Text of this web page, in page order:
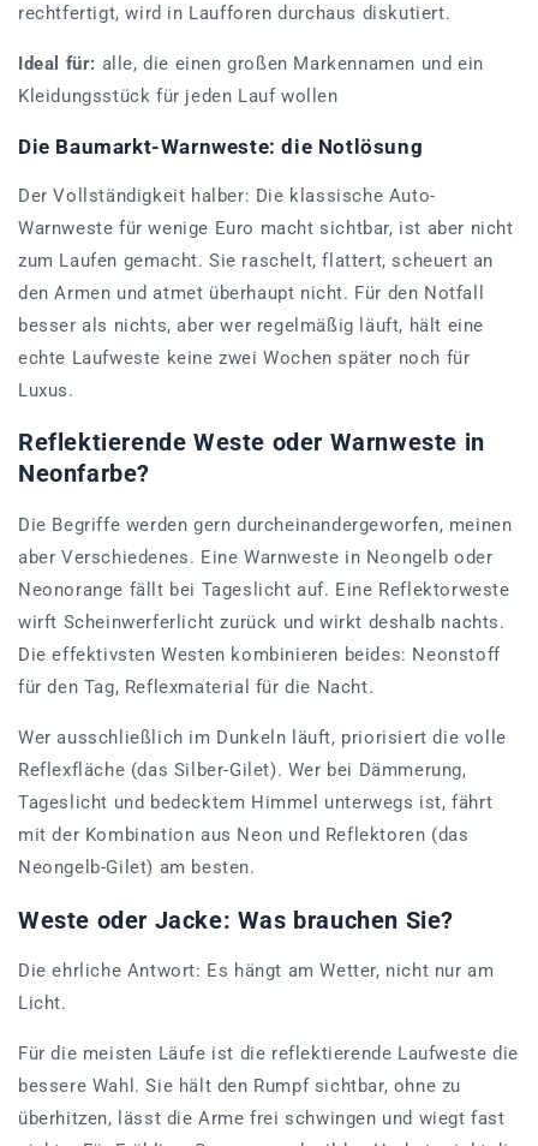
rechtfertigt, wird in Laufforen durchaus diskutiert.
Ideal für: alle, die einen großen Markennamen und ein
Kleidungsstück für jeden Lauf wollen
Die Baumarkt-Warnweste: die Notlösung
Der Vollständigkeit halber: Die klassische Auto-
Warnweste für wenige Euro macht sichtbar, ist aber nicht
zum Laufen gemacht. Sie raschelt, flattert, scheuert an
den Armen und atmet überhaupt nicht. Für den Notfall
besser als nichts, aber wer regelmäßig läuft, hält eine
echte Laufweste keine zwei Wochen später noch für
Luxus.
Reflektierende Weste oder Warnweste in
Neonfarbe?
Die Begriffe werden gern durcheinandergeworfen, meinen
aber Verschiedenes. Eine Warnweste in Neongelb oder
Neonorange fällt bei Tageslicht auf. Eine Reflektorweste
wirft Scheinwerferlicht zurück und wirkt deshalb nachts.
Die effektivsten Westen kombinieren beides: Neonstoff
für den Tag, Reflexmaterial für die Nacht.
Wer ausschließlich im Dunkeln läuft, priorisiert die volle
Reflexfläche (das Silber-Gilet). Wer bei Dämmerung,
Tageslicht und bedecktem Himmel unterwegs ist, fährt
mit der Kombination aus Neon und Reflektoren (das
Neongelb-Gilet) am besten.
Weste oder Jacke: Was brauchen Sie?
Die ehrliche Antwort: Es hängt am Wetter, nicht nur am
Licht.
Für die meisten Läufe ist die reflektierende Laufweste die
bessere Wahl. Sie hält den Rumpf sichtbar, ohne zu
überhitzen, lässt die Arme frei schwingen und wiegt fast